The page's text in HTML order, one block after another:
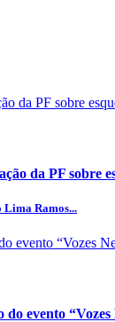
da PF sobre
Lima Ramos...
evento “Vozes